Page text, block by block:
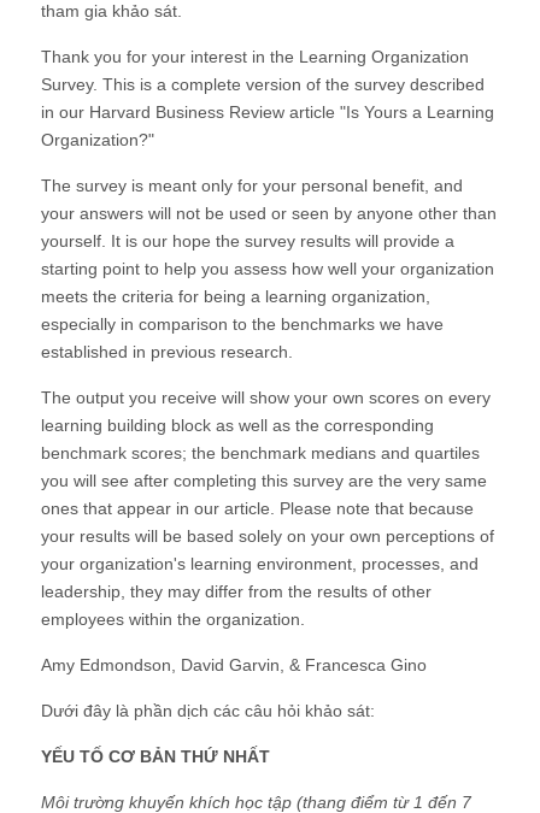
tham gia khảo sát.
Thank you for your interest in the Learning Organization
Survey. This is a complete version of the survey described
in our Harvard Business Review article "Is Yours a Learning
Organization?"
The survey is meant only for your personal benefit, and
your answers will not be used or seen by anyone other than
yourself. It is our hope the survey results will provide a
starting point to help you assess how well your organization
meets the criteria for being a learning organization,
especially in comparison to the benchmarks we have
established in previous research.
The output you receive will show your own scores on every
learning building block as well as the corresponding
benchmark scores; the benchmark medians and quartiles
you will see after completing this survey are the very same
ones that appear in our article. Please note that because
your results will be based solely on your own perceptions of
your organization's learning environment, processes, and
leadership, they may differ from the results of other
employees within the organization.
Amy Edmondson, David Garvin, & Francesca Gino
Dưới đây là phần dịch các câu hỏi khảo sát:
YẾU TỐ CƠ BẢN THỨ NHẤT
Môi trường khuyến khích học tập (thang điểm từ 1 đến 7